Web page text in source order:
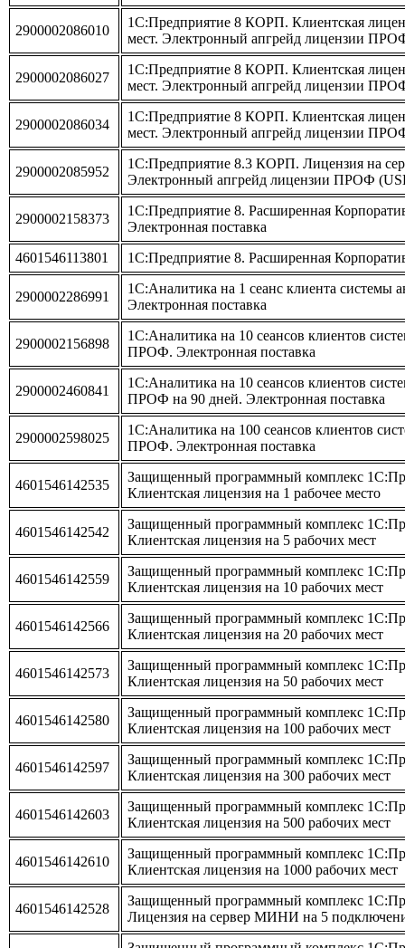
2900002086010
1С:Предприятие 8 КОРП. Клиентская
мест. Электронный апгрейд лицензии
2900002086027
1С:Предприятие 8 КОРП. Клиентская
мест. Электронный апгрейд лицензии
2900002086034
1С:Предприятие 8 КОРП. Клиентская
мест. Электронный апгрейд лицензии
2900002085952
1С:Предприятие 8.3 КОРП. Лицензия на
Электронный апгрейд лицензии ПРОФ
2900002158373
1С:Предприятие 8. Расширенная
Электронная поставка
4601546113801
1С:Предприятие 8. Расширенная
2900002286991
1С:Аналитика на 1 сеанс клиента
Электронная поставка
2900002156898
1С:Аналитика на 10 сеансов клиентов
ПРОФ. Электронная поставка
2900002460841
1С:Аналитика на 10 сеансов клиентов
ПРОФ на 90 дней. Электронная поставка
2900002598025
1С:Аналитика на 100 сеансов клиентов
ПРОФ. Электронная поставка
4601546142535
Защищенный программный комплекс
Клиентская лицензия на 1 рабочее место
4601546142542
Защищенный программный комплекс
Клиентская лицензия на 5 рабочих мест
4601546142559
Защищенный программный комплекс
Клиентская лицензия на 10 рабочих мест
4601546142566
Защищенный программный комплекс
Клиентская лицензия на 20 рабочих мест
4601546142573
Защищенный программный комплекс
Клиентская лицензия на 50 рабочих мест
4601546142580
Защищенный программный комплекс
Клиентская лицензия на 100 рабочих мест
4601546142597
Защищенный программный комплекс
Клиентская лицензия на 300 рабочих мест
4601546142603
Защищенный программный комплекс
Клиентская лицензия на 500 рабочих мест
4601546142610
Защищенный программный комплекс
Клиентская лицензия на 1000 рабочих мест
4601546142528
Защищенный программный комплекс
Лицензия на сервер МИНИ на 5